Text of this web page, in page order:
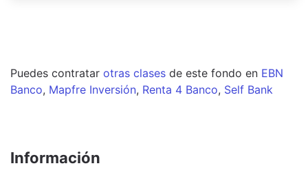
Puedes contratar otras clases de este fondo en EBN
Banco, Mapfre Inversión, Renta 4 Banco, Self Bank
Información